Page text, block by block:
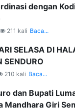
dengan
211 kali Baca...
SELASA DI
SENDURO
210 kali Baca...
dan Bupati
Mandhara Giri